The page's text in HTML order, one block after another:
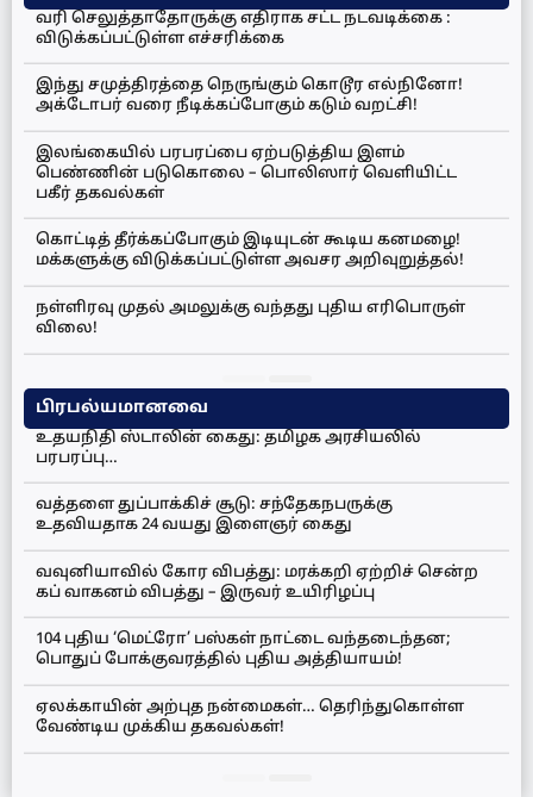
வரி செலுத்தாதோருக்கு எதிராக சட்ட நடவடிக்கை :
விடுக்கப்பட்டுள்ள எச்சரிக்கை
இந்து சமுத்திரத்தை நெருங்கும் கொடூர எல்நினோ!
அக்டோபர் வரை நீடிக்கப்போகும் கடும் வறட்சி!
இலங்கையில் பரபரப்பை ஏற்படுத்திய இளம்
பெண்ணின் படுகொலை – பொலிஸார் வெளியிட்ட
பகீர் தகவல்கள்
கொட்டித் தீர்க்கப்போகும் இடியுடன் கூடிய கனமழை!
மக்களுக்கு விடுக்கப்பட்டுள்ள அவசர அறிவுறுத்தல்!
நள்ளிரவு முதல் அமலுக்கு வந்தது புதிய எரிபொருள்
விலை!
பிரபல்யமானவை
உதயநிதி ஸ்டாலின் கைது: தமிழக அரசியலில்
பரபரப்பு…
வத்தளை துப்பாக்கிச் சூடு: சந்தேகநபருக்கு
உதவியதாக 24 வயது இளைஞர் கைது
வவுனியாவில் கோர விபத்து: மரக்கறி ஏற்றிச் சென்ற
கப் வாகனம் விபத்து – இருவர் உயிரிழப்பு
104 புதிய ‘மெட்ரோ’ பஸ்கள் நாட்டை வந்தடைந்தன;
பொதுப் போக்குவரத்தில் புதிய அத்தியாயம்!
ஏலக்காயின் அற்புத நன்மைகள்… தெரிந்துகொள்ள
வேண்டிய முக்கிய தகவல்கள்!